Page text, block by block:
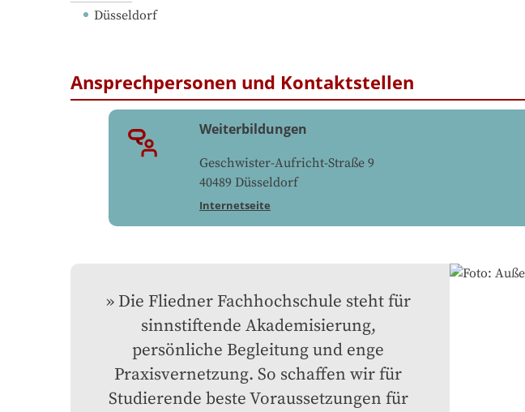
Düsseldorf
Ansprechpersonen und Kontaktstellen
Weiterbildungen
Geschwister-Aufricht-Straße 9
40489 Düsseldorf
Internetseite
Die Fliedner Fachhochschule steht für
sinnstiftende Akademisierung,
persönliche Begleitung und enge
Praxisvernetzung. So schaffen wir für
Studierende beste Voraussetzungen für